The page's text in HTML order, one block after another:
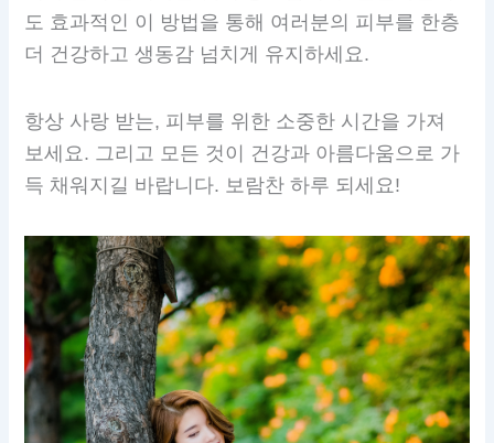
도 효과적인 이 방법을 통해 여러분의 피부를 한층
더 건강하고 생동감 넘치게 유지하세요.
항상 사랑 받는, 피부를 위한 소중한 시간을 가져
보세요. 그리고 모든 것이 건강과 아름다움으로 가
득 채워지길 바랍니다. 보람찬 하루 되세요!